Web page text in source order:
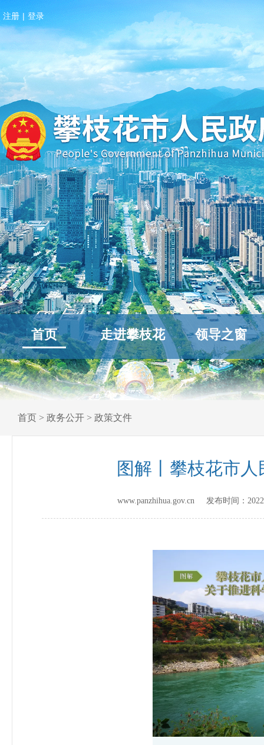
注册 | 登录
首页 走进攀枝花 领导之窗
首页 > 政务公开 > 政策文件
图解丨攀枝花市
www.panzhihua.gov.cn 发布时间：